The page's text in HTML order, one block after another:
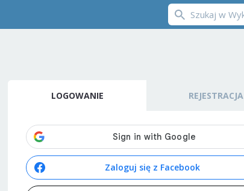
LOGOWANIE REJESTRACJA
Zaloguj się z Facebook